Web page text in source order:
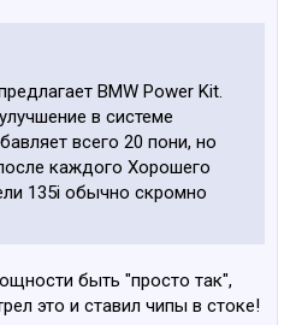
BMW Power Kit.
в системе
всего 20 пони, но
каждого Хорошего
135i обычно скромно
быть "просто так",
это и ставил чипы в стоке!